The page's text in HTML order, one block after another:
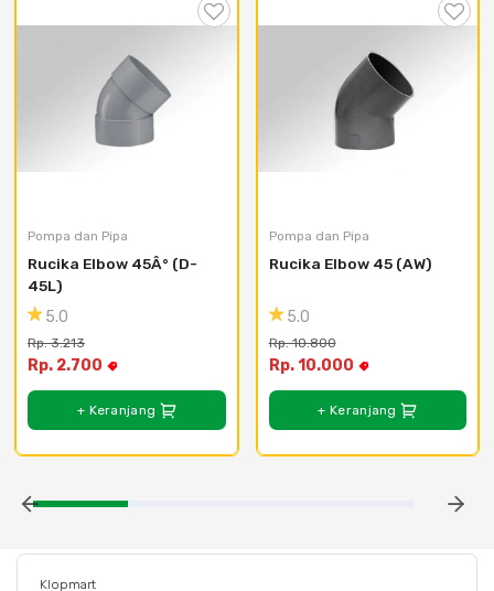
Pompa dan Pipa
Rucika Elbow 45Â° (D-
45L)
5.0
Rp. 3.213
Rp. 2.700
+ Keranjang
Pompa dan Pipa
Rucika Elbow 45 (AW)
5.0
Rp. 10.800
Rp. 10.000
+ Keranjang
Klopmart